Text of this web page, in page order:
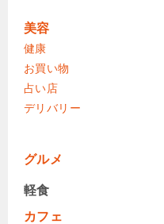
美容
健康
お買い物
占い店
デリバリー
グルメ
軽食
カフェ